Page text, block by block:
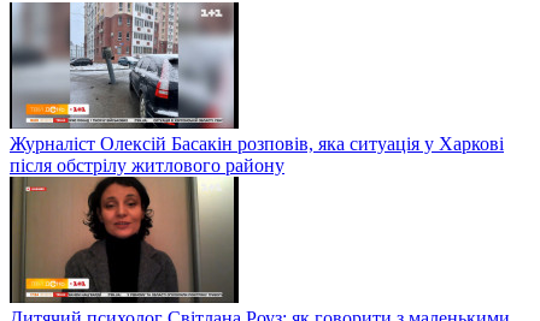
Журналіст Олексій Басакін розповів, яка ситуація у Харкові
після обстрілу житлового району